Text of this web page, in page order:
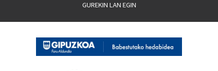
GUREKIN LAN EGIN